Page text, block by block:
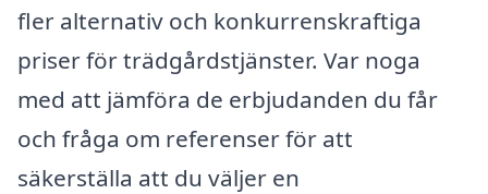
fler alternativ och konkurrenskraftiga
priser för trädgårdstjänster. Var noga
med att jämföra de erbjudanden du får
och fråga om referenser för att
säkerställa att du väljer en